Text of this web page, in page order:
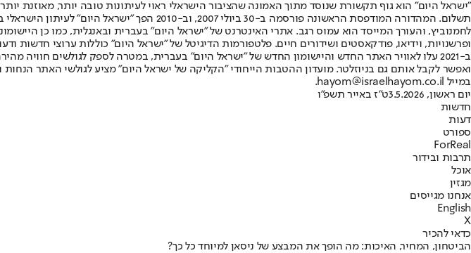
"ישראל היום" הוא גוף תקשורת שנוסד מתוך האמונה שהציבור הישראלי ראוי לעיתונות טובה יותר, מאוזנת
תשלום. המהדורה המודפסת הראשונה פורסמה ב-30
ופרשנויות, וידיאו, פודקאסטים ושידורים חיים. פלטפורמות הדיגיטל של "ישראל היום" כוללות ערוצי חדשות
ב-2021 עלו לאוויר האתר החדש והיישומון החדש של "ישראל היום" בעברית, במטרה לספק לגולשים
ואפשר לקבל אותם גם בניוזלטר. מועדון ההטבות הייחודי "הקליקה של ישראל היום" מציע לגולשי האתר
במייל hayom@israelhayom.co.il.
יום ראשון, 3.5.2026
ט"ז באייר תשפ"ו
חדשות
דעות
ספורט
ForReal
תרבות ובידור
אוכל
מגזין
אנחנו מגייסים
English
X
כדאי להכיר
הביטחון, המחיר, האיכות: מה הופך את המבצע של ניסאן למיוחד כל כך?